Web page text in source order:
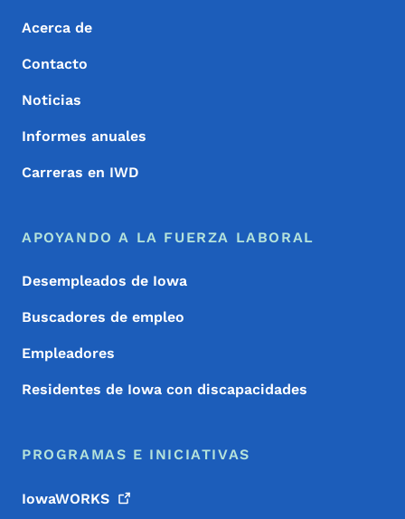
Acerca de
Contacto
Noticias
Informes anuales
Carreras en IWD
APOYANDO A LA FUERZA LABORAL
Desempleados de Iowa
Buscadores de empleo
Empleadores
Residentes de Iowa con discapacidades
PROGRAMAS E INICIATIVAS
IowaWORKS